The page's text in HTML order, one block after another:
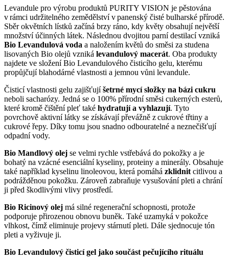
Levandule pro výrobu produktů PURITY VISION je pěstována
v rámci udržitelného zemědělství v panenský čisté bulharské přírodě.
Sběr okvětních lístků začíná brzy ráno, kdy květy obsahují největší
množství účinných látek. Následnou dvojitou parní destilací vzniká
Bio Levandulová voda a naložením květů do směsi za studena
lisovaných Bio olejů vzniká levandulový macerát. Oba produkty
najdete ve složení Bio Levandulového čisticího gelu, kterému
propůjčují blahodárné vlastnosti a jemnou vůni levandule.
Čisticí vlastnosti gelu zajišťujíšetrné mycí složky na bázi cukru
neboli sacharózy. Jedná se o 100% přírodní směsi cukerných esterů,
které kromě čištění pleť také hydratují a vyhlazují. Tyto
povrchově aktivní látky se získávají převážně z cukrové třtiny a
cukrové řepy. Díky tomu jsou snadno odbouratelné a neznečišťují
odpadní vody.
Bio Mandlový olej se velmi rychle vstřebává do pokožky a je
bohatý na vzácné esenciální kyseliny, proteiny a minerály. Obsahuje
také například kyselinu linoleovou, která pomáhá zklidnit citlivou a
podrážděnou pokožku. Zároveň zabraňuje vysušování pleti a chrání
ji před škodlivými vlivy prostředí.
Bio Ricinový olej má silné regenerační schopnosti, protože
podporuje přirozenou obnovu buněk. Také uzamyká v pokožce
vlhkost, čímž eliminuje projevy stárnutí pleti. Dále sjednocuje tón
pleti a vyživuje ji.
Bio Levandulový čisticí gel jako součást pečujícího rituálu